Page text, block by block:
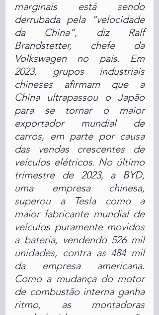
marginais está sendo
derrubada pela “velocidade
da China”, diz Ralf
Brandstetter, chefe da
Volkswagen no país. Em
2023, grupos industriais
chineses afirmam que a
China ultrapassou o Japão
para se tornar o maior
exportador mundial de
carros, em parte por causa
das vendas crescentes de
veículos elétricos. No último
trimestre de 2023, a BYD,
uma empresa chinesa,
superou a Tesla como a
maior fabricante mundial de
veículos puramente movidos
a bateria, vendendo 526 mil
unidades, contra as 484 mil
da empresa americana.
Como a mudança do motor
de combustão interna ganha
ritmo, as montadoras